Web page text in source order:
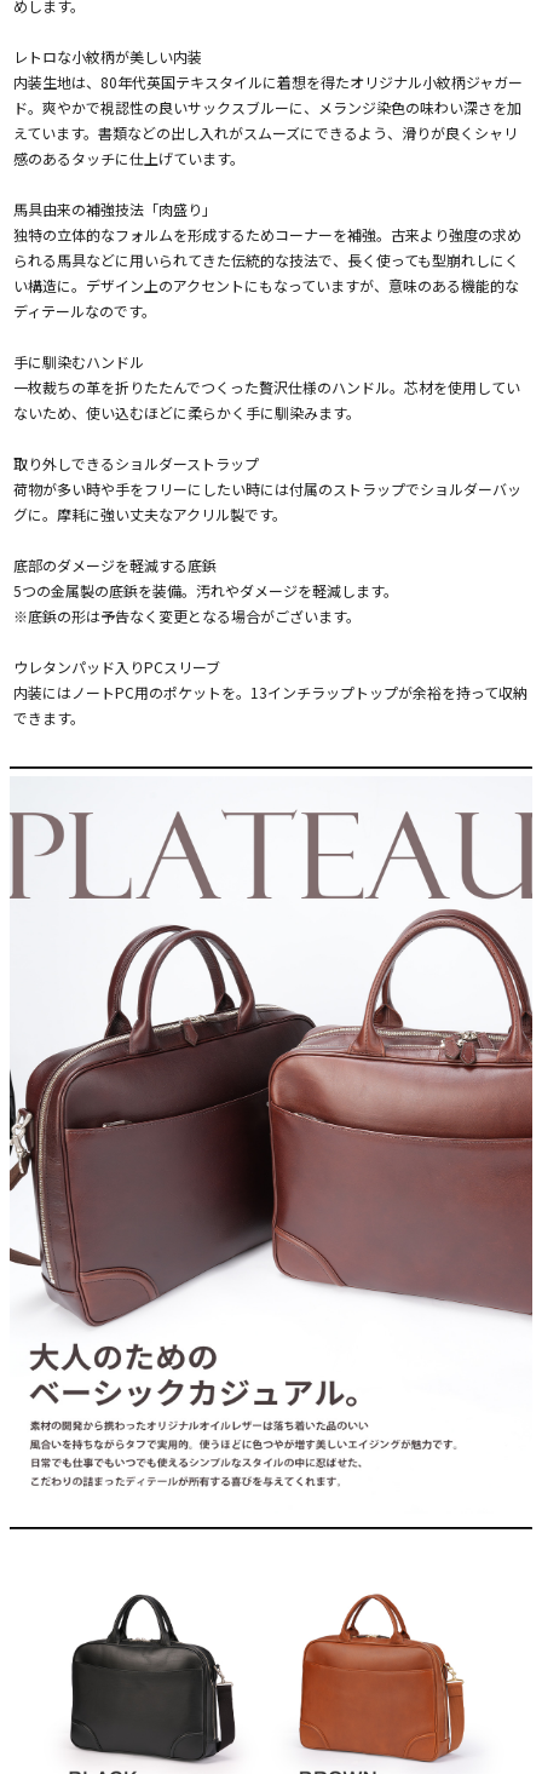
めします。
レトロな小紋柄が美しい内装
内装生地は、80年代英国テキスタイルに着想を得たオリジナル小紋柄ジャガー
ド。爽やかで視認性の良いサックスブルーに、メランジ染色の味わい深さを加
えています。書類などの出し入れがスムーズにできるよう、滑りが良くシャリ
感のあるタッチに仕上げています。
馬具由来の補強技法「肉盛り」
独特の立体的なフォルムを形成するためコーナーを補強。古来より強度の求め
られる馬具などに用いられてきた伝統的な技法で、長く使っても型崩れしにく
い構造に。デザイン上のアクセントにもなっていますが、意味のある機能的な
ディテールなのです。
手に馴染むハンドル
一枚裁ちの革を折りたたんでつくった贅沢仕様のハンドル。芯材を使用してい
ないため、使い込むほどに柔らかく手に馴染みます。
取り外しできるショルダーストラップ
荷物が多い時や手をフリーにしたい時には付属のストラップでショルダーバッ
グに。摩耗に強い丈夫なアクリル製です。
底部のダメージを軽減する底鋲
5つの金属製の底鋲を装備。汚れやダメージを軽減します。
※底鋲の形は予告なく変更となる場合がございます。
ウレタンパッド入りPCスリーブ
内装にはノートPC用のポケットを。13インチラップトップが余裕を持って収納
できます。